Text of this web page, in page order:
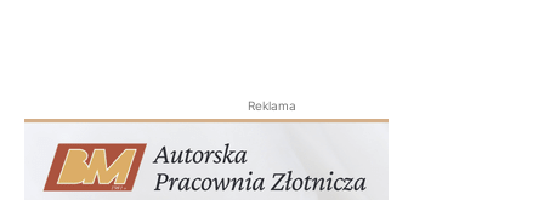
Reklama